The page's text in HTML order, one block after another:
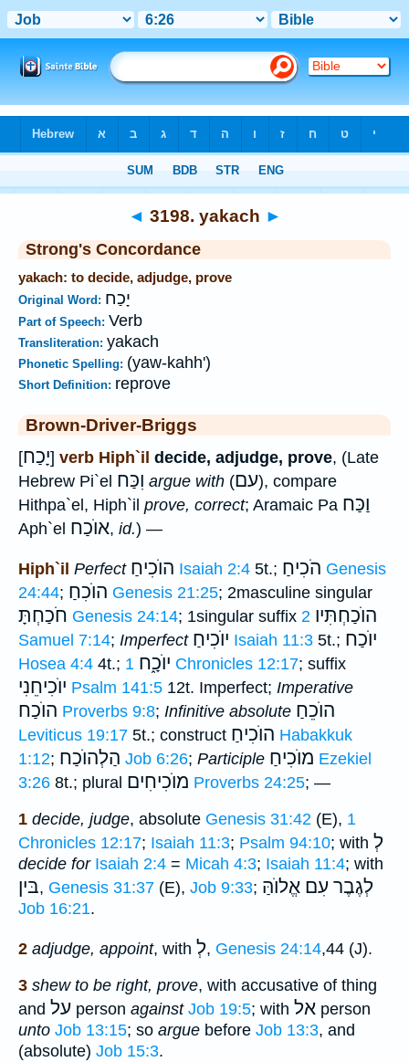
◄ 3198. yakach ►
Strong's Concordance
yakach: to decide, adjudge, prove
Original Word: יָכַח
Part of Speech: Verb
Transliteration: yakach
Phonetic Spelling: (yaw-kahh')
Short Definition: reprove
Brown-Driver-Briggs
[יָכַח] verb Hiph`il decide, adjudge, prove, (Late
Hebrew Pi`el וִכַּח argue with (עם), compare
Hithpa`el, Hiph`il prove, correct; Aramaic Pa וַכַּח
Aph`el אוֺכַח, id.) —
Hiph`il Perfect הוֺכִיחַ Isaiah 2:4 5t.; הֹכִיחַ Genesis
24:44; הוֺכִחַ Genesis 21:25; 2masculine singular
חֹכַחְתָּ Genesis 24:14; 1singular suffix הוֺכַחְתִּיו 2
Samuel 7:14; Imperfect יוֺכִיחַ Isaiah 11:3 5t.; יוֺכַח
Hosea 4:4 4t.; יוֺכָ֑ח 1 Chronicles 12:17; suffix
יוֺכִיחֵנִי Psalm 141:5 12t. Imperfect; Imperative
הוֺכַח Proverbs 9:8; Infinitive absolute הוֺכֵחַ
Leviticus 19:17 5t.; construct הוֺכִיחַ Habakkuk
1:12; הַלְהוֺכַח Job 6:26; Participle מוֺכִיחַ Ezekiel
3:26 8t.; plural מוֺכִיחִים Proverbs 24:25; —
1 decide, judge, absolute Genesis 31:42 (E), 1
Chronicles 12:17; Isaiah 11:3; Psalm 94:10; with לְ
decide for Isaiah 2:4 = Micah 4:3; Isaiah 11:4; with
בּין, Genesis 31:37 (E), Job 9:33; לְגֶבֶר עִם אֱלוֺהַּ
Job 16:21.
2 adjudge, appoint, with לְ, Genesis 24:14,44 (J).
3 shew to be right, prove, with accusative of thing
and על person against Job 19:5; with אל person
unto Job 13:15; so argue before Job 13:3, and
(absolute) Job 15:3.